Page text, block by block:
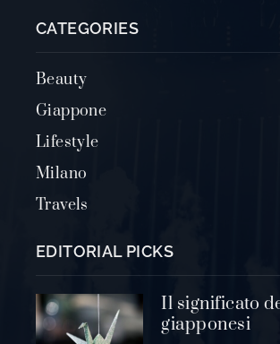
CATEGORIES
Beauty
Giappone
Lifestyle
Milano
Travels
EDITORIAL PICKS
Il significato
giapponesi